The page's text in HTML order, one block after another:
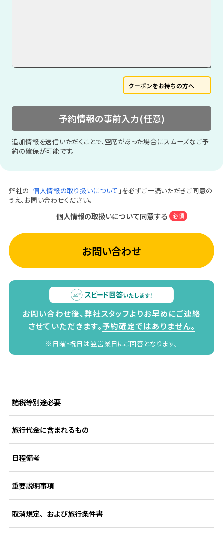
クーポンをお持ちの方へ
予約情報の事前入力(任意)
追加情報を送信いただくことで、空席があった場合にスムーズなご予
約の確保が可能です。
弊社の「個人情報の取り扱いについて 」を必ずご一読いただきご同意の
うえ、お問い合わせください。
個人情報の取扱いについて同意する 必須
お問い合わせ
お問い合わせ後、弊社スタッフよりお早めにご連絡
させていただきます。予約確定ではありません。
※日曜・祝日は翌営業日にご回答となります。
諸税等別途必要
旅行代金に含まれるもの
日程備考
重要説明事項
取消規定、および旅行条件書